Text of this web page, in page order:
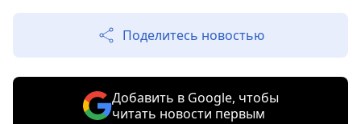
Поделитесь новостью
Добавить в Google, чтобы
читать новости первым